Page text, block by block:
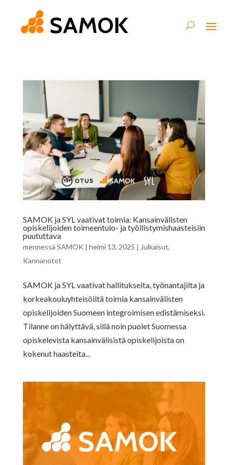
SAMOK ja SYL vaativat toimia: Kansainvälisten
opiskelijoiden toimeentulo- ja työllistymishaasteisiin
puututtava
mennessä SAMOK | helmi 13, 2025 | Julkaisut,
Kannanotot
SAMOK ja SYL vaativat hallitukselta, työnantajilta ja
korkeakouluyhteisöiltä toimia kansainvälisten
opiskelijoiden Suomeen integroimisen edistämiseksi.
Tilanne on hälyttävä, sillä noin puolet Suomessa
opiskelevista kansainvälisistä opiskelijoista on
kokenut haasteita...